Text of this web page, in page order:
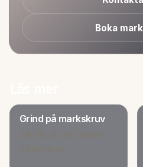
Boka
Grind på markskruv
Så får du en stabil
infästning